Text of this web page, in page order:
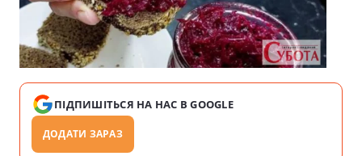
ПІДПИШІТЬСЯ НА НАС В GOOGLE
ДОДАТИ ЗАРАЗ